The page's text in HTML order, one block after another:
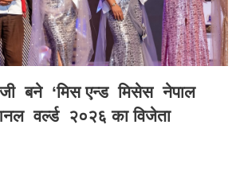
बने ‘मिस एन्ड मिसेस नेपाल
वर्ल्ड २०२६ का विजेता